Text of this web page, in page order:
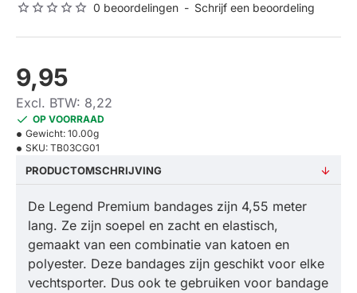
0 beoordelingen - Schrijf een beoordeling
9,95
Excl. BTW: 8,22
OP VOORRAAD
Gewicht: 10.00g
SKU: TB03CG01
PRODUCTOMSCHRIJVING
De Legend Premium bandages zijn 4,55 meter
lang. Ze zijn soepel en zacht en elastisch,
gemaakt van een combinatie van katoen en
polyester. Deze bandages zijn geschikt voor elke
vechtsporter. Dus ook te gebruiken voor bandage